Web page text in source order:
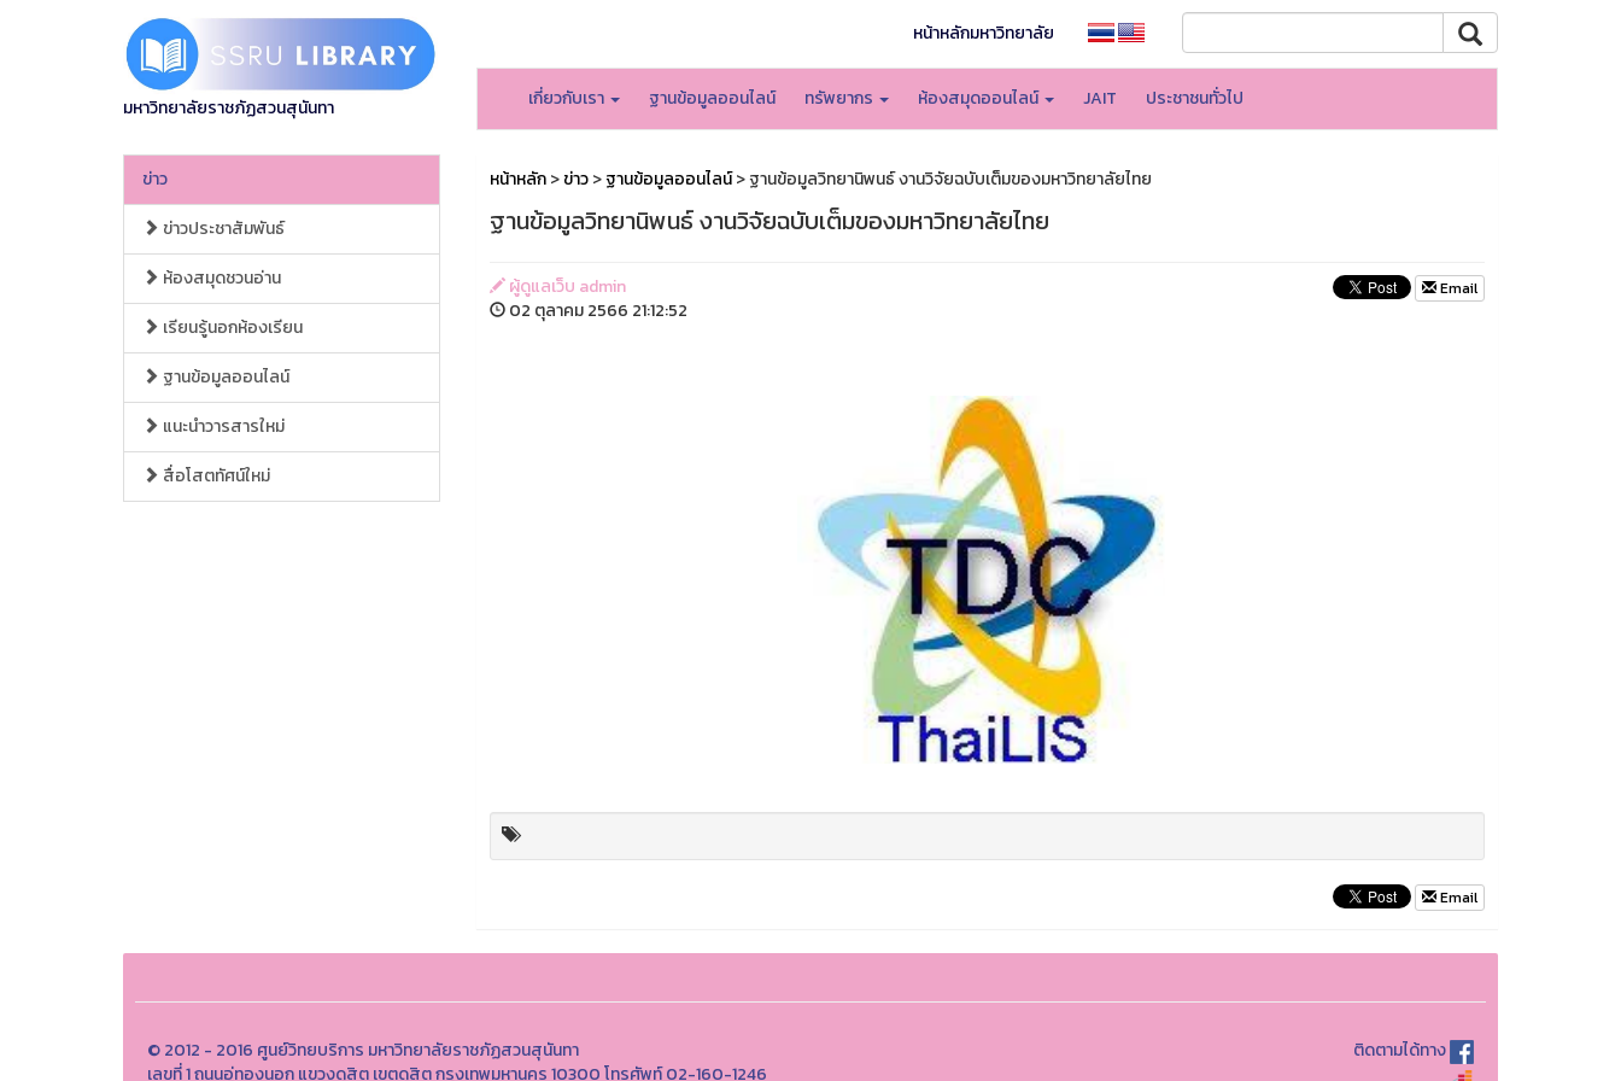
มหาวิทยาลัยราชภัฏสวนสุนันทา
หน้าหลักมหาวิทยาลัย
เกี่ยวกับเรา ฐานข้อมูลออนไลน์ ทรัพยากร ห้องสมุดออนไลน์ JAIT ประชาชนทั่วไป
ข่าว
ข่าวประชาสัมพันธ์
ห้องสมุดชวนอ่าน
เรียนรู้นอกห้องเรียน
ฐานข้อมูลออนไลน์
แนะนำวารสารใหม่
สื่อโสตทัศน์ใหม่
หน้าหลัก>ข่าว>ฐานข้อมูลออนไลน์> ฐานข้อมูลวิทยานิพนธ์ งานวิจัยฉบับเต็มของมหาวิทยาลัยไทย
ฐานข้อมูลวิทยานิพนธ์ งานวิจัยฉบับเต็มของมหาวิทยาลัยไทย
ผู้ดูแลเว็บ admin
02 ตุลาคม 2566 21:12:52
Email
Email
© 2012 - 2016 ศูนย์วิทยบริการ มหาวิทยาลัยราชภัฏสวนสุนันทา
เลขที่ 1 ถนนอู่ทองนอก แขวงดุสิต เขตดุสิต กรุงเทพมหานคร 10300 โทรศัพท์ 02-160-1246
ติดตามได้ทาง